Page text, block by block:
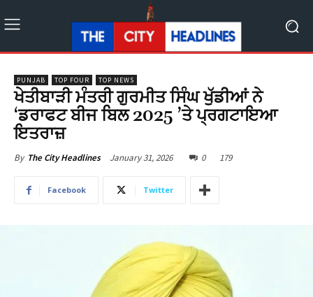
PUNJAB TOP FOUR TOP NEWS
ਖੇਤੀਬਾੜੀ ਮੰਤਰੀ ਗੁਰਮੀਤ ਸਿੰਘ ਖੁੱਡੀਆਂ ਨੇ
‘ਡਰਾਫਟ ਬੀਜ ਬਿਲ 2025 ’ਤੇ ਪ੍ਰਗਟਾਇਆ
ਇਤਰਾਜ਼
By The City Headlines January 31, 2026 0 179
Facebook Twitter